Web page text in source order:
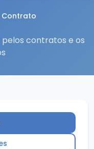
Contrato
pelos contratos e os